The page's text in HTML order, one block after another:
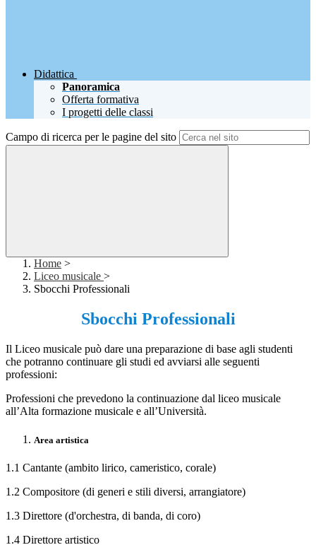
Didattica
Panoramica
Offerta formativa
I progetti delle classi
Campo di ricerca per le pagine del sito
Home >
Liceo musicale >
Sbocchi Professionali
Sbocchi Professionali
Il Liceo musicale può dare una preparazione di base agli studenti
che potranno continuare gli studi ed avviarsi alle seguenti
professioni:
Professioni che prevedono la continuazione dal liceo musicale
all’Alta formazione musicale e all’Università.
Area artistica
1.1 Cantante (ambito lirico, cameristico, corale)
1.2 Compositore (di generi e stili diversi, arrangiatore)
1.3 Direttore (d'orchestra, di banda, di coro)
1.4 Direttore artistico